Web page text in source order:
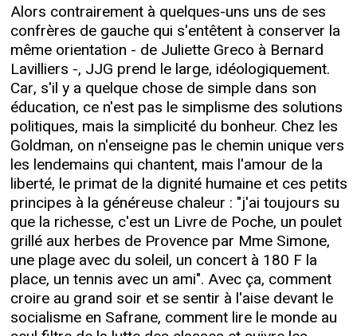
Alors contrairement à quelques-uns uns de ses
confrères de gauche qui s'entêtent à conserver la
même orientation - de Juliette Greco à Bernard
Lavilliers -, JJG prend le large, idéologiquement.
Car, s'il y a quelque chose de simple dans son
éducation, ce n'est pas le simplisme des solutions
politiques, mais la simplicité du bonheur. Chez les
Goldman, on n'enseigne pas le chemin unique vers
les lendemains qui chantent, mais l'amour de la
liberté, le primat de la dignité humaine et ces petits
principes à la généreuse chaleur : "j'ai toujours su
que la richesse, c'est un Livre de Poche, un poulet
grillé aux herbes de Provence par Mme Simone,
une plage avec du soleil, un concert à 180 F la
place, un tennis avec un ami". Avec ça, comment
croire au grand soir et se sentir à l'aise devant le
socialisme en Safrane, comment lire le monde au